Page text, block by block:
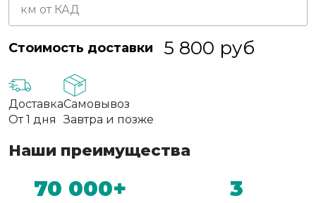
Стоимость доставки 5 800 руб
Доставка
От 1 дня
Самовывоз
Завтра и позже
Наши преимущества
70 000+ 3